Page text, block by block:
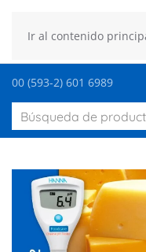
Ir al contenido
00 (593-2) 601 6989